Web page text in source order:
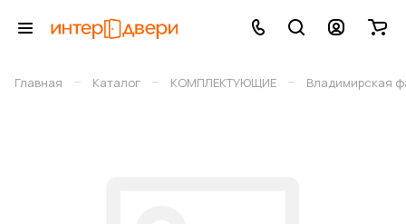
Главная – Каталог – КОМПЛЕКТУЮЩИЕ – Владимирская